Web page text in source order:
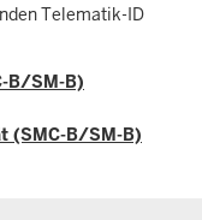
Telematik-ID
B/SM-B)
(SMC-B/SM-B)